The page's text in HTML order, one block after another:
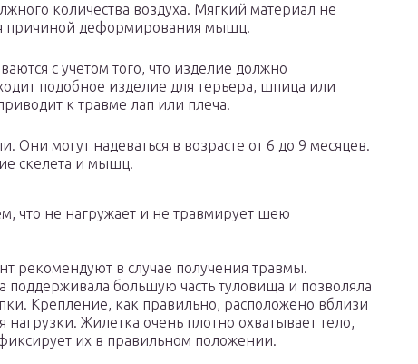
количества воздуха. Мягкий материал не
причиной деформирования мышц.
с учетом того, что изделие должно
подобное изделие для терьера, шпица или
к травме лап или плеча.
могут надеваться в возрасте от 6 до 9 месяцев.
скелета и мышц.
что не нагружает и не травмирует шею
рекомендуют в случае получения травмы.
поддерживала большую часть туловища и позволяла
Крепление, как правильно, расположено вблизи
Жилетка очень плотно охватывает тело,
их в правильном положении.